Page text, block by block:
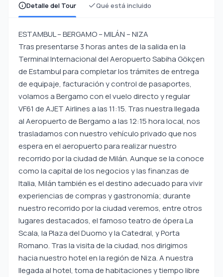
Detalle del Tour Qué está incluido
ESTAMBUL – BERGAMO – MILÁN – NIZA
Tras presentarse 3 horas antes de la salida en la
Terminal Internacional del Aeropuerto Sabiha Gökçen
de Estambul para completar los trámites de entrega
de equipaje, facturación y control de pasaportes,
volamos a Bergamo con el vuelo directo y regular
VF61 de AJET Airlines a las 11:15. Tras nuestra llegada
al Aeropuerto de Bergamo a las 12:15 hora local, nos
trasladamos con nuestro vehículo privado que nos
espera en el aeropuerto para realizar nuestro
recorrido por la ciudad de Milán. Aunque se la conoce
como la capital de los negocios y las finanzas de
Italia, Milán también es el destino adecuado para vivir
experiencias de compras y gastronomía; durante
nuestro recorrido por la ciudad veremos, entre otros
lugares destacados, el famoso teatro de ópera La
Scala, la Plaza del Duomo y la Catedral, y Porta
Romano. Tras la visita de la ciudad, nos dirigimos
hacia nuestro hotel en la región de Niza. A nuestra
llegada al hotel, toma de habitaciones y tiempo libre